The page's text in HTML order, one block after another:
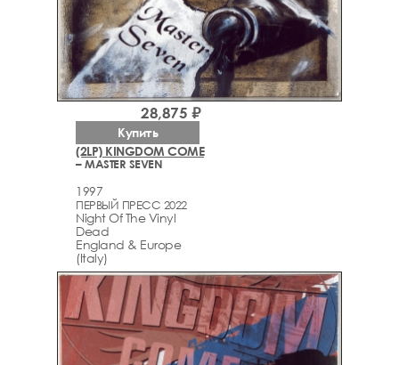
(2LP) KINGDOM COME
– MASTER SEVEN
1997
ПЕРВЫЙ ПРЕСС 2022
Night Of The Vinyl
Dead
England & Europe
(Italy)
28,875 ₽
Купить